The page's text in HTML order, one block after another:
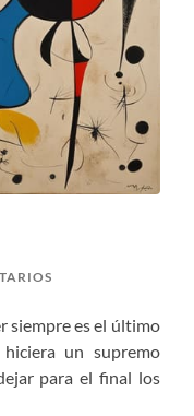
siempre es el último
un supremo
para el final los